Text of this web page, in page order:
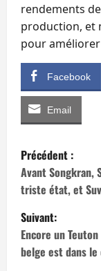
rendements
production, et
pour
Facebook
Email
N
a
v
i
Précédent :
Avant
triste état, et
Suivant:
Encore un
belge est dans le